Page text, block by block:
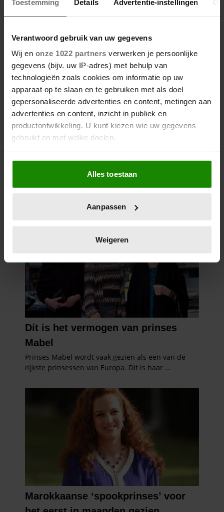
Toestemming Details Advertentie-instellingen
Verantwoord gebruik van uw gegevens
Wij en onze 1022 partners verwerken je persoonlijke
gegevens (bijv. uw IP-adres) met behulp van
technologieën zoals cookies om informatie op uw
apparaat op te slaan en te gebruiken met als doel
gepersonaliseerde advertenties en content, metingen aan
advertenties en content, inzicht in publiek en
productontwikkeling. U kunt kiezen wie uw gegevens
gebruikt en met welke doelen.
Als u het toestaat, willen we ook graag:
Informatie verzamelen over uw geografische
locatie, die tot een paar meter nauwkeurig kan zijn
scannen op specifieke eigenschappen (fingerprinting)
verwerkt en stel uw voorkeuren in het
intrekken in de Cookieverklaring.
We gebruiken cookies om content en advertenties te
personaliseren, om functies voor social media te bieden
en om ons websiteverkeer te analyseren. Ook delen we
partners voor social media, adverteren en analyse. Deze
partners kunnen deze gegevens combineren met andere
informatie die u aan ze heeft verstrekt of die ze hebben
verzameld op basis van uw gebruik van hun services. U
Alles toestaan
Aanpassen
Weigeren